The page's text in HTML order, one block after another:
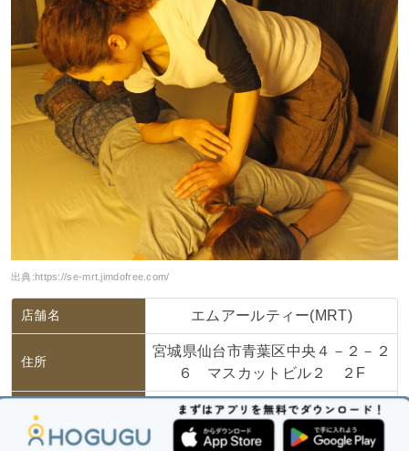
出典: https://se-mrt.jimdofree.com/
店舗名 エムアールティー(MRT)
住所
宮城県仙台市青葉区中央４－２－２
６ マスカットビル２ ２F
アクセス
JR仙台駅から徒歩で5分、仙台市営
地下鉄仙台駅からは徒歩2分